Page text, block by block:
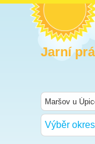
Jarní
Výběr